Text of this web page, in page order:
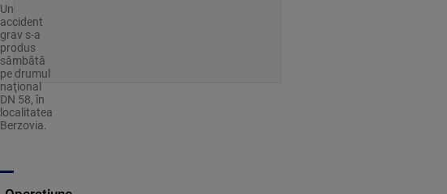
Un
accident
grav s-a
produs
sâmbătă
pe drumul
naţional
DN 58, în
localitatea
Berzovia.